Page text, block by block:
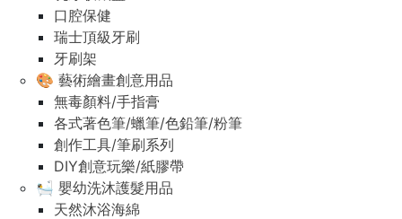
口腔保健
瑞士頂級牙刷
牙刷架
🎨 藝術繪畫創意用品
無毒顏料/手指膏
各式著色筆/蠟筆/色鉛筆/粉筆
創作工具/筆刷系列
DIY創意玩樂/紙膠帶
🛀 嬰幼洗沐護髮用品
天然沐浴海綿